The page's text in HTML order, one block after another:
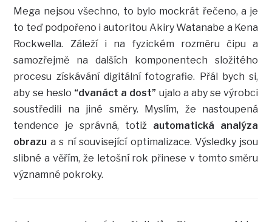
Mega nejsou všechno, to bylo mockrát řečeno, a je
to teď podpořeno i autoritou Akiry Watanabe a Kena
Rockwella. Záleží i na fyzickém rozměru čipu a
samozřejmě na dalších komponentech složitého
procesu získávání digitální fotografie. Přál bych si,
aby se heslo “dvanáct a dost” ujalo a aby se výrobci
soustředili na jiné směry. Myslím, že nastoupená
tendence je správná, totiž automatická analýza
obrazu a s ní související optimalizace. Výsledky jsou
slibné a věřím, že letošní rok přinese v tomto směru
významné pokroky.